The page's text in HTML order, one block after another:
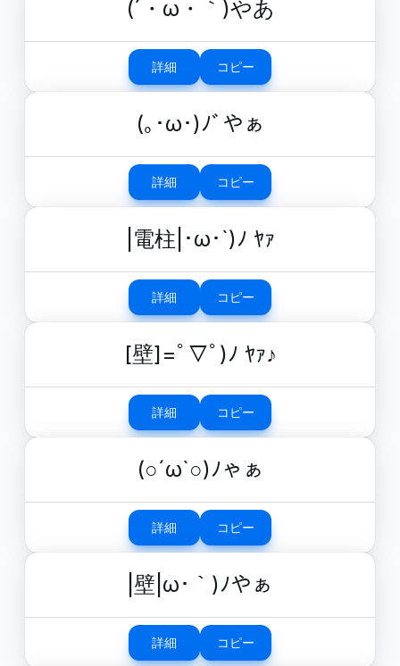
(´・ω・｀)やあ
詳細 コピー
(｡･ω･)ﾉﾞやぁ
詳細 コピー
|電柱|･ω･`)ﾉ ﾔｧ
詳細 コピー
[壁]=ﾟ▽ﾟ)ﾉ ﾔｧ♪
詳細 コピー
(○´ω`○)ﾉゃぁ
詳細 コピー
|壁|ω･｀)ﾉやぁ
詳細 コピー